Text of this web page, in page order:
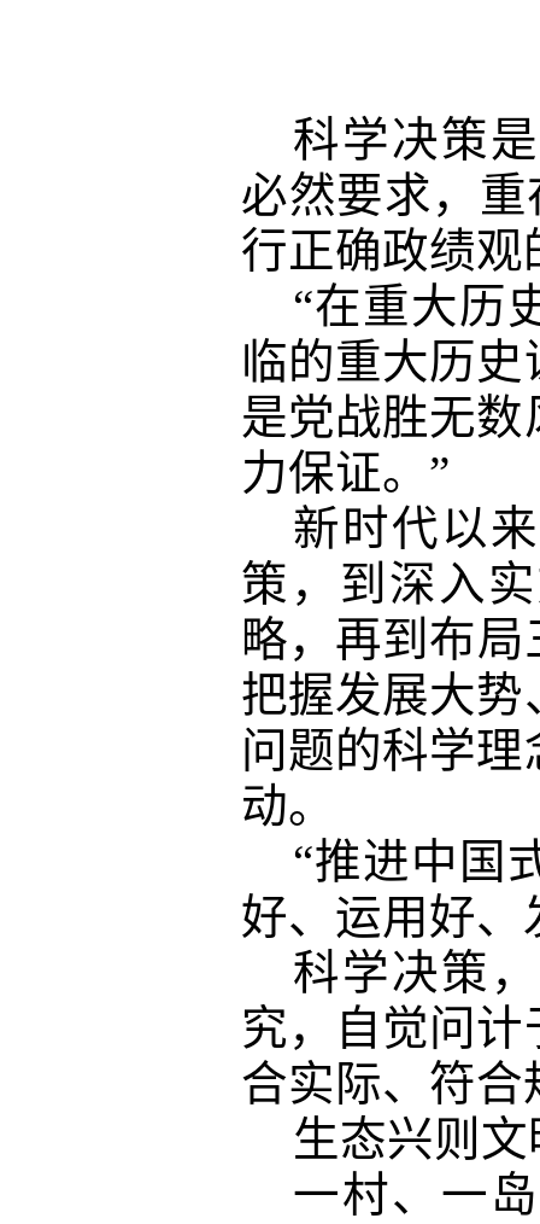
科学决策
必然要求，重
行正确政绩观
“在重大历
临的重大历
是党战胜无
力保证。”
新时代以
策，到深入
略，再到布
把握发展大
问题的科学
动。
“推进中国
好、运用好、
科学决策
究，自觉问
合实际、符合
生态兴则
一村、一